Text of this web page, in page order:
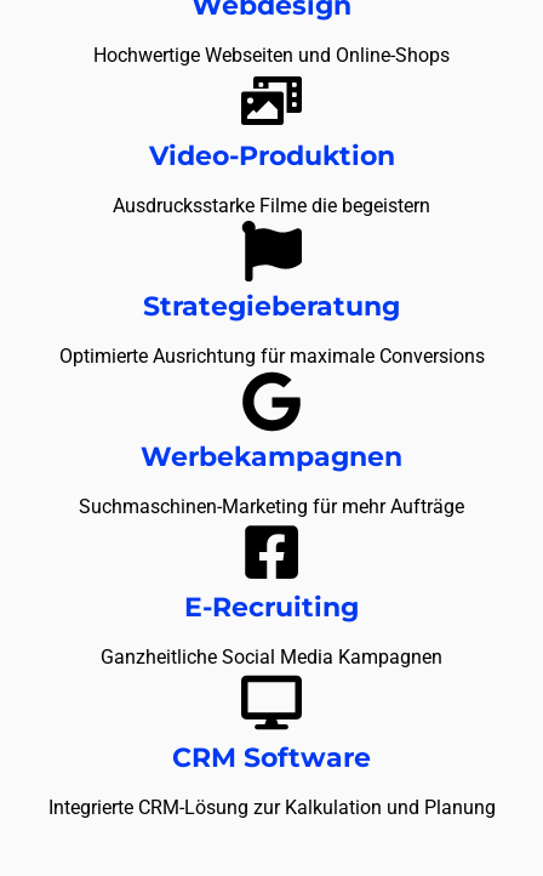
Hochwertige Webseiten und Online-Shops
Video-Produktion
Ausdrucksstarke Filme die begeistern
Strategieberatung
Optimierte Ausrichtung für maximale Conversions
Werbekampagnen
Suchmaschinen-Marketing für mehr Aufträge
E-Recruiting
Ganzheitliche Social Media Kampagnen
CRM Software
Integrierte CRM-Lösung zur Kalkulation und Planung